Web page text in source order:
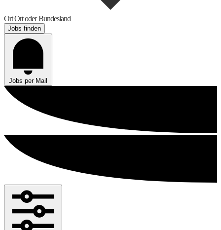
OrtOrt oder Bundesland
Jobs finden
Jobs per Mail